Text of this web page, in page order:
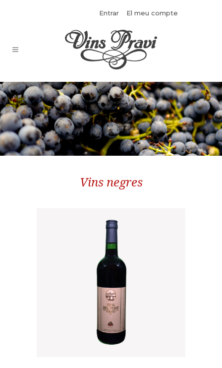
Entrar El meu compte
Vins negres